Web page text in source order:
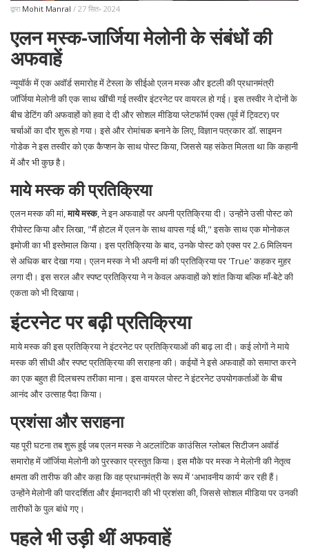
द्वारा Mohit Manral / 27 सित॰ 2024
एलन मस्क-जार्जिया मेलोनी के संबंधों की
अफवाहें
न्यूयॉर्क में एक अवॉर्ड समारोह में टेस्ला के सीईओ एलन मस्क और इटली की प्रधानमंत्री
जॉर्जिया मेलोनी की एक साथ खींची गई तस्वीर इंटरनेट पर वायरल हो गई। इस तस्वीर ने दोनों के
बीच डेटिंग की अफवाहों को हवा दे दी और सोशल मीडिया प्लेटफॉर्म एक्स (पूर्व में ट्विटर) पर
चर्चाओं का दौर शुरू हो गया। इसे और रोमांचक बनाने के लिए, विज्ञान पत्रकार डॉ. साइमन
गोडेक ने इस तस्वीर को एक कैप्शन के साथ पोस्ट किया, जिससे यह संकेत मिलता था कि कहानी
में और भी कुछ है।
माये मस्क की प्रतिक्रिया
एलन मस्क की मां,माये मस्क, ने इन अफवाहों पर अपनी प्रतिक्रिया दी। उन्होंने उसी पोस्ट को
रीपोस्ट किया और लिखा, "मैं होटल में एलन के साथ वापस गई थी," इसके साथ एक मोनोकल
इमोजी का भी इस्तेमाल किया। इस प्रतिक्रिया के बाद, उनके पोस्ट को एक्स पर 2.6 मिलियन
से अधिक बार देखा गया। एलन मस्क ने भी अपनी मां की प्रतिक्रिया पर 'True' कहकर मुहर
लगा दी। इस सरल और स्पष्ट प्रतिक्रिया ने न केवल अफवाहों को शांत किया बल्कि माँ-बेटे की
एकता को भी दिखाया।
इंटरनेट पर बढ़ी प्रतिक्रिया
माये मस्क की इस प्रतिक्रिया ने इंटरनेट पर प्रतिक्रियाओं की बाढ़ ला दी। कई लोगों ने माये
मस्क की सीधी और स्पष्ट प्रतिक्रिया की सराहना की। कईयों ने इसे अफवाहों को समाप्त करने
का एक बहुत ही दिलचस्प तरीका माना। इस वायरल पोस्ट ने इंटरनेट उपयोगकर्ताओं के बीच
आनंद और उत्साह पैदा किया।
प्रशंसा और सराहना
यह पूरी घटना तब शुरू हुई जब एलन मस्क ने अटलांटिक काउंसिल ग्लोबल सिटीजन अवॉर्ड
समारोह में जॉर्जिया मेलोनी को पुरस्कार प्रस्तुत किया। इस मौके पर मस्क ने मेलोनी की नेतृत्व
क्षमता की तारीफ की और कहा कि वह प्रधानमंत्री के रूप में 'अभावनीय कार्य' कर रही हैं।
उन्होंने मेलोनी की पारदर्शिता और ईमानदारी की भी प्रशंसा की, जिससे सोशल मीडिया पर उनकी
तारीफों के पुल बांधे गए।
पहले भी उड़ी थीं अफवाहें